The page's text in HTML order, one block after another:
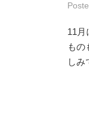
11月
もの
しみ